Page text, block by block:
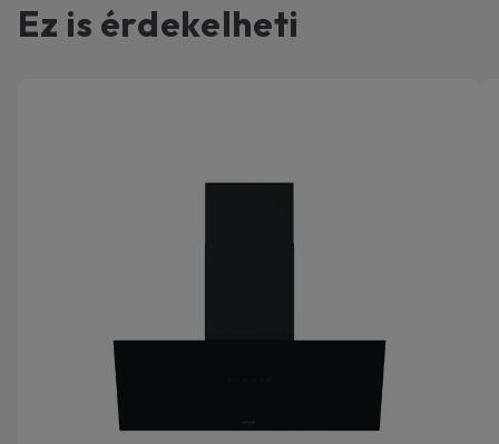
Ez is érdekelheti